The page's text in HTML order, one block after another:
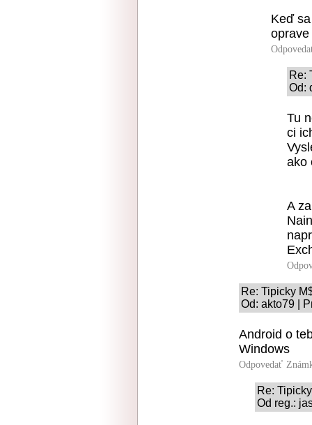
Keď
Re:
Od:
Tu
ci
ako
A
Re: Tipicky
Od: akto79 |
Android o
Windows
Odpovedať
Re:
Od reg.: